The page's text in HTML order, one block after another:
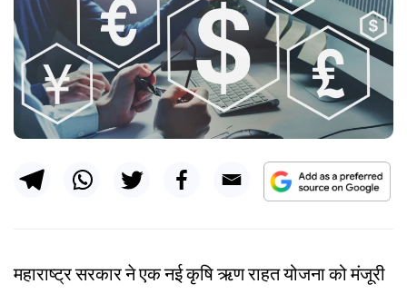
महाराष्ट्र सरकार ने एक नई कृषि ऋण राहत योजना को मंजूरी